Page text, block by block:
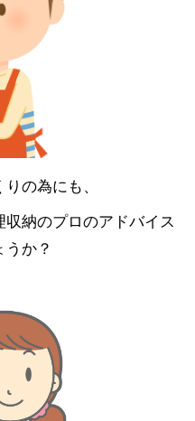
の為にも、
納のプロのアドバイス
か？